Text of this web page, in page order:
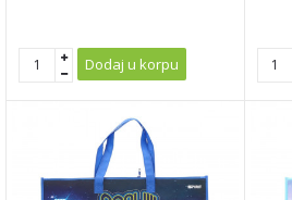
Dodaj u korpu